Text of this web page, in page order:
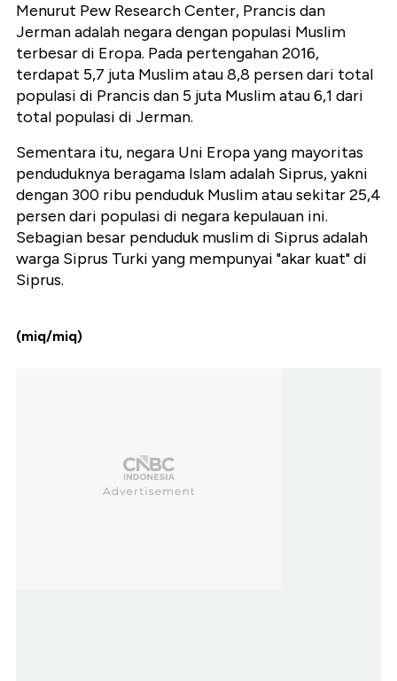
Menurut Pew Research Center, Prancis dan
Jerman adalah negara dengan populasi Muslim
terbesar di Eropa. Pada pertengahan 2016,
terdapat 5,7 juta Muslim atau 8,8 persen dari total
populasi di Prancis dan 5 juta Muslim atau 6,1 dari
total populasi di Jerman.
Sementara itu, negara Uni Eropa yang mayoritas
penduduknya beragama Islam adalah Siprus, yakni
dengan 300 ribu penduduk Muslim atau sekitar 25,4
persen dari populasi di negara kepulauan ini.
Sebagian besar penduduk muslim di Siprus adalah
warga Siprus Turki yang mempunyai "akar kuat" di
Siprus.
(miq/miq)